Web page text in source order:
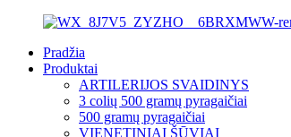
Pradžia
Produktai
ARTILERIJOS SVAIDINYS
3 colių 500 gramų pyragaičiai
500 gramų pyragaičiai
VIENETINIAI ŠŪVIAI